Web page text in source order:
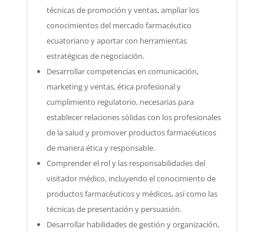
técnicas de promoción y ventas, ampliar los
conocimientos del mercado farmacéutico
ecuatoriano y aportar con herramientas
estratégicas de negociación.
Desarrollar competencias en comunicación,
marketing y ventas, ética profesional y
cumplimiento regulatorio, necesarias para
establecer relaciones sólidas con los profesionales
de la salud y promover productos farmacéuticos
de manera ética y responsable.
Comprender el rol y las responsabilidades del
visitador médico, incluyendo el conocimiento de
productos farmacéuticos y médicos, así como las
técnicas de presentación y persuasión.
Desarrollar habilidades de gestión y organización,